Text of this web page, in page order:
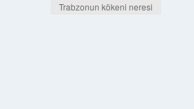
Trabzonun kökeni neresi